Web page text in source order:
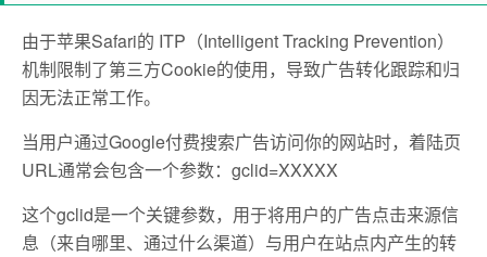
由于苹果Safari的 ITP（Intelligent Tracking Prevention）
机制限制了第三方Cookie的使用，导致广告转化跟踪和归
因无法正常工作。
当用户通过Google付费搜索广告访问你的网站时，着陆页
URL通常会包含一个参数：gclid=XXXXX
这个gclid是一个关键参数，用于将用户的广告点击来源信
息（来自哪里、通过什么渠道）与用户在站点内产生的转